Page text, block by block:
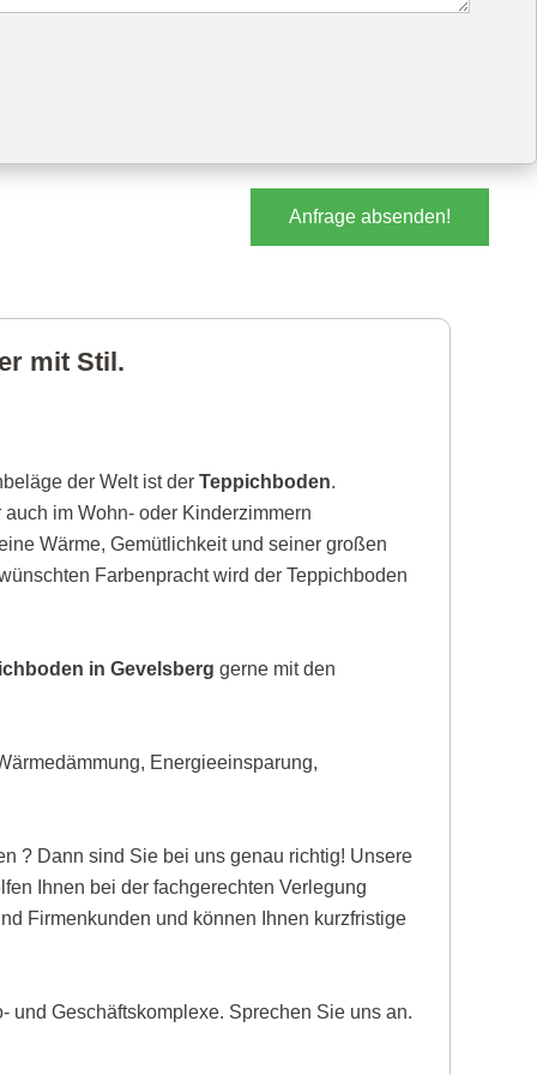
Anfrage absenden!
mit Stil.
der Welt ist derTeppichboden.
im Wohn- oder Kinderzimmern
Wärme, Gemütlichkeit und seiner großen
Farbenpracht wird der Teppichboden
in Gevelsberg gerne mit den
Energieeinsparung,
? Dann sind Sie bei uns genau richtig! Unsere
Ihnen bei der fachgerechten Verlegung
Firmenkunden und können Ihnen kurzfristige
und Geschäftskomplexe. Sprechen Sie uns an.